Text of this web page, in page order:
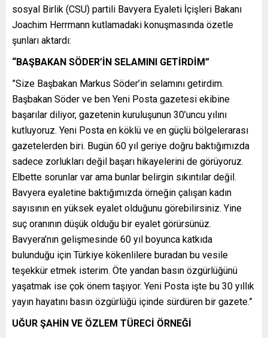
sosyal Birlik (CSU) partili Bavyera Eyaleti İçişleri Bakanı
Joachim Herrmann kutlamadaki konuşmasında özetle
şunları aktardı:
“BAŞBAKAN SÖDER’İN SELAMINI GETİRDİM”
”Size Başbakan Markus Söder’in selamını getirdim.
Başbakan Söder ve ben Yeni Posta gazetesi ekibine
başarılar diliyor, gazetenin kuruluşunun 30’uncu yılını
kutluyoruz. Yeni Posta en köklü ve en güçlü bölgelerarası
gazetelerden biri. Bugün 60 yıl geriye doğru baktığımızda
sadece zorlukları değil başarı hikayelerini de görüyoruz.
Elbette sorunlar var ama bunlar belirgin sıkıntılar değil.
Bavyera eyaletine baktığımızda örneğin çalışan kadın
sayısının en yüksek eyalet olduğunu görebilirsiniz. Yine
suç oranının düşük olduğu bir eyalet görürsünüz.
Bavyera’nın gelişmesinde 60 yıl boyunca katkıda
bulunduğu için Türkiye kökenlilere buradan bu vesile
teşekkür etmek isterim. Öte yandan basın özgürlüğünü
yaşatmak ise çok önem taşıyor. Yeni Posta işte bu 30 yıllık
yayın hayatını basın özgürlüğü içinde sürdüren bir gazete.”
UĞUR ŞAHİN VE ÖZLEM TÜRECİ ÖRNEĞİ